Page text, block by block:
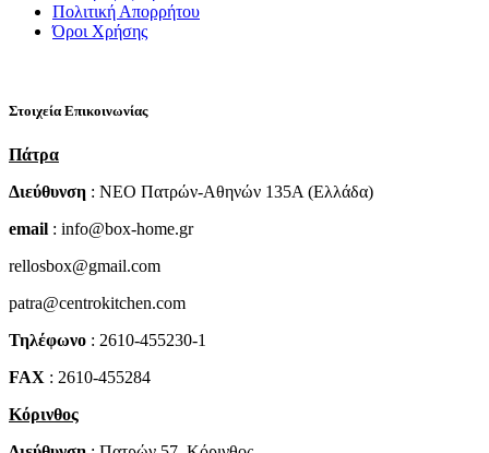
Πολιτική Απορρήτου
Όροι Χρήσης
Στοιχεία Επικοινωνίας
Πάτρα
Διεύθυνση : NEO Πατρών-Αθηνών 135Α (Ελλάδα)
email : info@box-home.gr
rellosbox@gmail.com
patra@centrokitchen.com
Τηλέφωνο : 2610-455230-1
FAX : 2610-455284
Κόρινθος